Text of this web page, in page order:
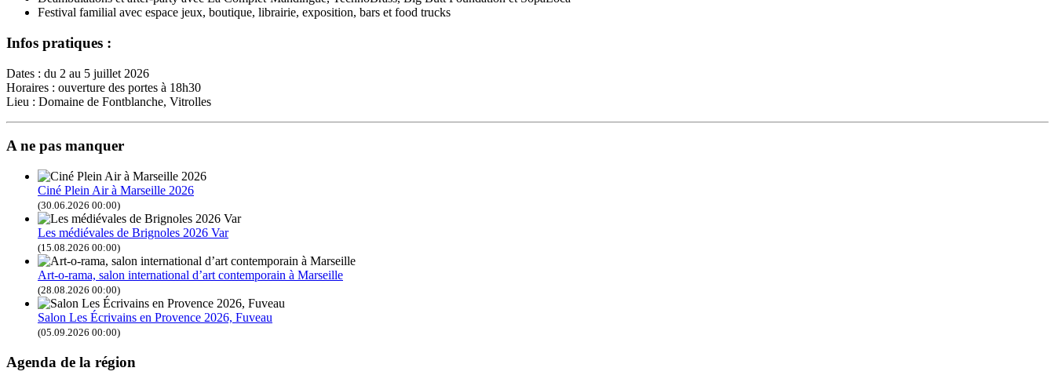
Festival familial avec espace jeux, boutique, librairie, exposition, bars et food trucks
Infos pratiques :
Dates : du 2 au 5 juillet 2026
Horaires : ouverture des portes à 18h30
Lieu : Domaine de Fontblanche, Vitrolles
A ne pas manquer
Ciné Plein Air à Marseille 2026
(30.06.2026 00:00)
Les médiévales de Brignoles 2026 Var
(15.08.2026 00:00)
Art-o-rama, salon international d’art contemporain à Marseille
(28.08.2026 00:00)
Salon Les Écrivains en Provence 2026, Fuveau
(05.09.2026 00:00)
Agenda de la région